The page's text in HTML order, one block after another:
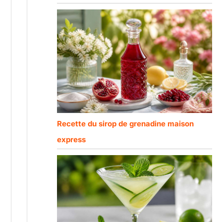
Recette du sirop de grenadine maison
express